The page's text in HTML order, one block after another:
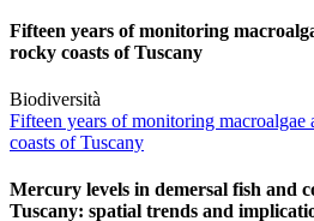
Fifteen years of monitoring
rocky coasts of Tuscany
Biodiversità
Fifteen years of monitoring macroalgae
coasts of Tuscany
Mercury levels in demersal fish and
Tuscany: spatial trends and